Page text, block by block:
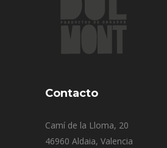
Contacto
Camí de la Lloma, 20
46960 Aldaia, Valencia